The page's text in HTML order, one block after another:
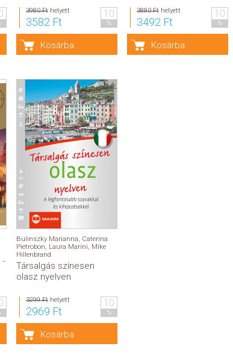
3980 Ft helyett
3582 Ft
10
%
Kosárba
3880 Ft helyett
3492 Ft
10
%
Kosárba
-
Bulinszky Marianna, Caterina
Pietrobon, Laura Marini, Mike
Hillenbrand
Társalgás színesen
olasz nyelven
3299 Ft helyett
2969 Ft
10
%
Kosárba